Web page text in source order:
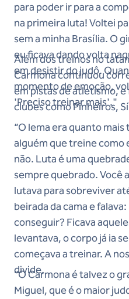
para poder ir para a
na primeira luta! Voltei
sem a minha Brasília. O
eu ficava dando volta
em desistir do judô.
momento de emoção,
'Preciso treinar mais'."
Além dos treinos no
Carmona continuou
em pistas de atletismo,
clubes como Pinheiros,
“O lema era quanto
alguém que treine como
não. Luta é uma
sempre quebrado. Você
lutava para sobreviver
beirada da cama e
conseguir? Ficava
levantava, o corpo já ia
começava a treinar. A
divide.
“O Carmona é talvez o
Miguel, que é o maior